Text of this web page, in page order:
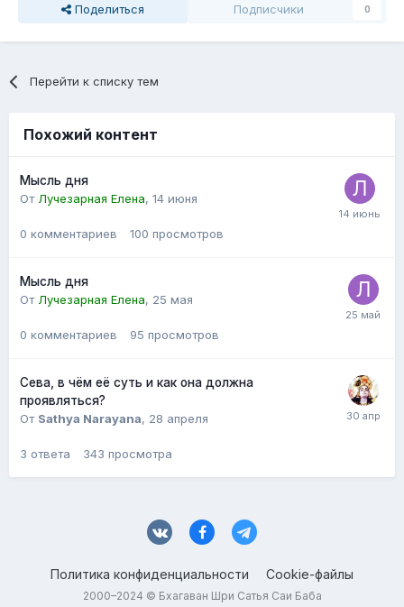
Поделиться Подписчики 0
Перейти к списку тем
Похожий контент
Мысль дня
От Лучезарная Елена, 14 июня
0 комментариев 100 просмотров
Мысль дня
От Лучезарная Елена, 25 мая
0 комментариев 95 просмотров
Сева, в чём её суть и как она должна
проявляться?
От Sathya Narayana, 28 апреля
3 ответа 343 просмотра
Политика конфиденциальности Cookie-файлы
2000–2024 © Бхагаван Шри Сатья Саи Баба